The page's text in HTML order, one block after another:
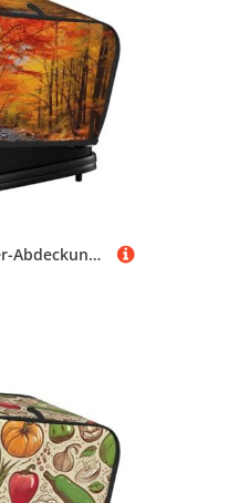
2 Scheiben Toaster-Abdeckung mit Taschen und Griff oben, kleine Brotbackmaschinen-Abdeckungen, Herbstlaub, Küche, kleine Geräte, waschbar, universelle Ofenabdeckungen